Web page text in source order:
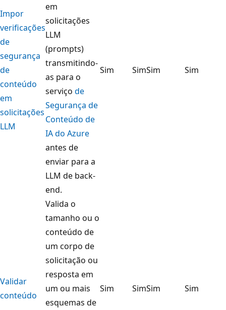
Impor
verificações
de
segurança
de
conteúdo
em
solicitações
LLM
em
solicitações
LLM
(prompts)
transmitindo-
as para o
serviço de
Segurança de
Conteúdo de
IA do Azure
antes de
enviar para a
LLM de back-
end.
Sim SimSim Sim
Validar
conteúdo
Valida o
tamanho ou o
conteúdo de
um corpo de
solicitação ou
resposta em
um ou mais
esquemas de
Sim SimSim Sim